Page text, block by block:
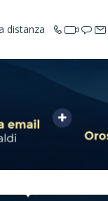
distanza